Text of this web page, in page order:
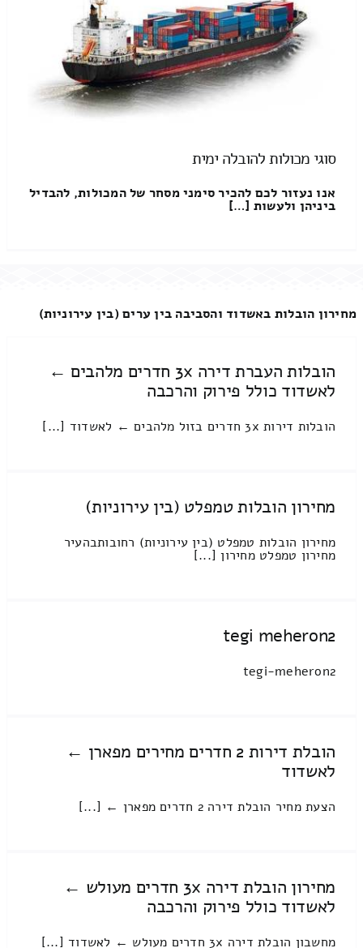
סוגי מכולות להובלה ימית
אנו נעזור לכם להכיר סימני מסחר של המכולות, להבדיל
ביניהן ולעשות […]
מחירון הובלות באשדוד והסביבה בין ערים (בין עירוניות)
הובלות העברת דירה 3x חדרים מלהבים ←
לאשדוד כולל פירוק והרכבה
הובלות דירות 3x חדרים בזול מלהבים ← לאשדוד [...]
מחירון הובלות טמפלט (בין עירוניות)
מחירון הובלות טמפלט (בין עירוניות) רחובותבהעיר
מחירון טמפלט מחירון [...]
tegi meheron2
tegi-meheron2
הובלת דירות 2 חדרים מחירים מפארן ←
לאשדוד
הצעת מחיר הובלת דירה 2 חדרים מפארן ← [...]
מחירון הובלת דירה 3x חדרים מעולש ←
לאשדוד כולל פירוק והרכבה
מחשבון הובלת דירה 3x חדרים מעולש ← לאשדוד [...]